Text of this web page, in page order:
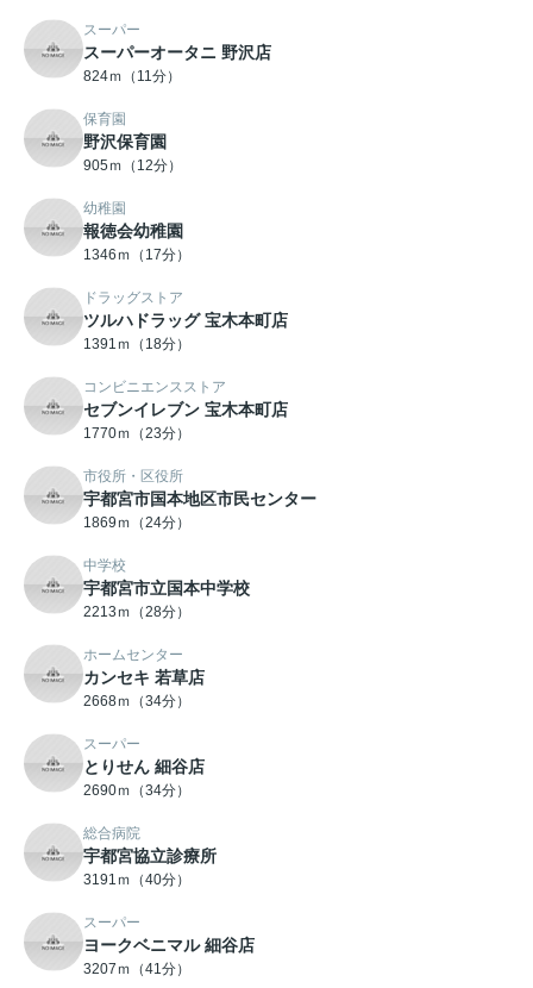
スーパー
スーパーオータニ 野沢店
824ｍ（11分）
保育園
野沢保育園
905ｍ（12分）
幼稚園
報徳会幼稚園
1346ｍ（17分）
ドラッグストア
ツルハドラッグ 宝木本町店
1391ｍ（18分）
コンビニエンスストア
セブンイレブン 宝木本町店
1770ｍ（23分）
市役所・区役所
宇都宮市国本地区市民センター
1869ｍ（24分）
中学校
宇都宮市立国本中学校
2213ｍ（28分）
ホームセンター
カンセキ 若草店
2668ｍ（34分）
スーパー
とりせん 細谷店
2690ｍ（34分）
総合病院
宇都宮協立診療所
3191ｍ（40分）
スーパー
ヨークベニマル 細谷店
3207ｍ（41分）